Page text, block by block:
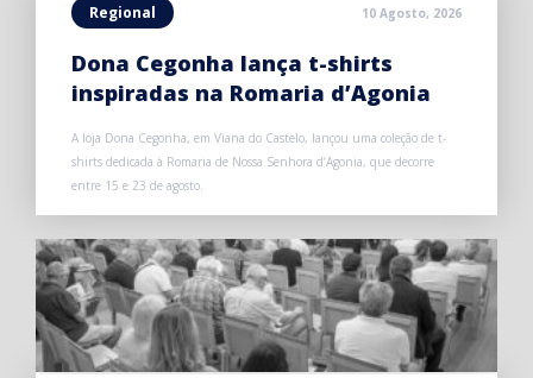
Regional 10 Agosto, 2026
Dona Cegonha lança t-shirts
inspiradas na Romaria d’Agonia
A loja Dona Cegonha, em Viana do Castelo, lançou uma coleção de t-
shirts dedicada à Romaria de Nossa Senhora d’Agonia, que decorre
entre 15 e 23 de agosto.